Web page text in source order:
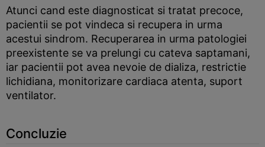
Atunci cand este diagnosticat si tratat precoce,
pacientii se pot vindeca si recupera in urma
acestui sindrom. Recuperarea in urma patologiei
preexistente se va prelungi cu cateva saptamani,
iar pacientii pot avea nevoie de dializa, restrictie
lichidiana, monitorizare cardiaca atenta, suport
ventilator.
Concluzie